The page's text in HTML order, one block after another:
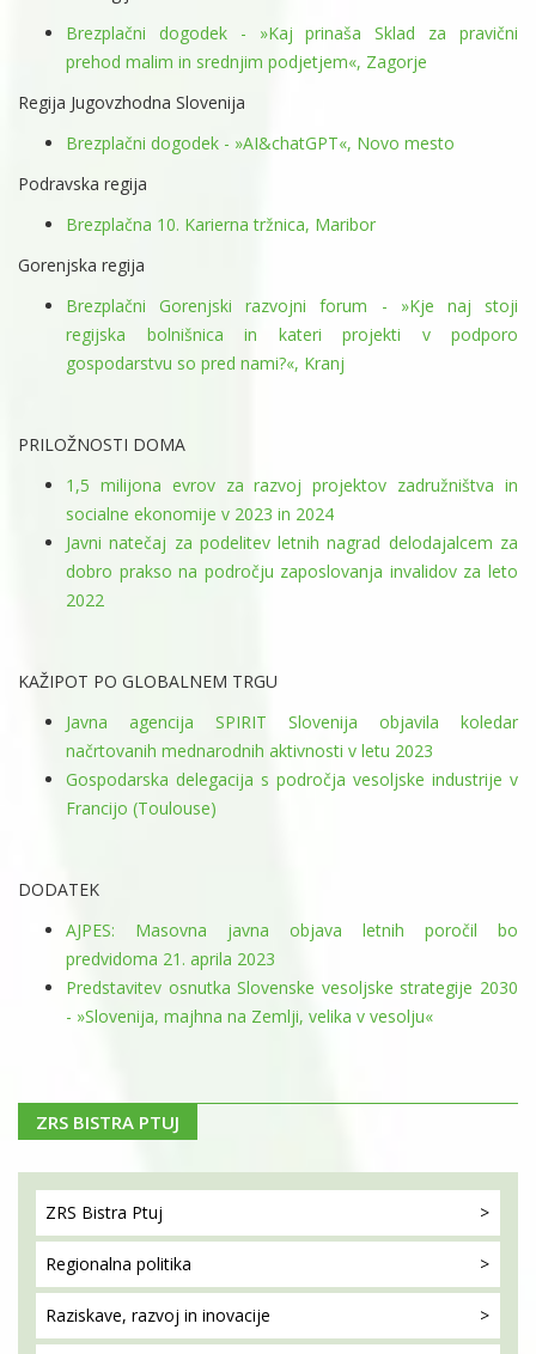
Brezplačni dogodek - »Kaj prinaša Sklad za pravični
prehod malim in srednjim podjetjem«, Zagorje
Regija Jugovzhodna Slovenija
Brezplačni dogodek - »AI&chatGPT«, Novo mesto
Podravska regija
Brezplačna 10. Karierna tržnica, Maribor
Gorenjska regija
Brezplačni Gorenjski razvojni forum - »Kje naj stoji
regijska bolnišnica in kateri projekti v podporo
gospodarstvu so pred nami?«, Kranj
PRILOŽNOSTI DOMA
1,5 milijona evrov za razvoj projektov zadružništva in
socialne ekonomije v 2023 in 2024
Javni natečaj za podelitev letnih nagrad delodajalcem za
dobro prakso na področju zaposlovanja invalidov za leto
2022
KAŽIPOT PO GLOBALNEM TRGU
Javna agencija SPIRIT Slovenija objavila koledar
načrtovanih mednarodnih aktivnosti v letu 2023
Gospodarska delegacija s področja vesoljske industrije v
Francijo (Toulouse)
DODATEK
AJPES: Masovna javna objava letnih poročil bo
predvidoma 21. aprila 2023
Predstavitev osnutka Slovenske vesoljske strategije 2030
- »Slovenija, majhna na Zemlji, velika v vesolju«
ZRS BISTRA PTUJ
ZRS Bistra Ptuj
Regionalna politika
Raziskave, razvoj in inovacije